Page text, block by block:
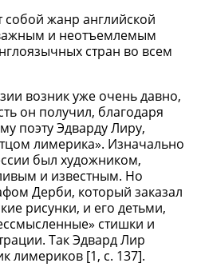
собой жанр английской
и неотъемлемым
стран во всем
возник уже очень давно,
он получил, благодаря
поэту Эдварду Лиру,
лимерика». Изначально
был художником,
и известным. Но
Дерби, который заказал
рисунки, и его детьми,
стишки и
Так Эдвард Лир
лимериков [1, c. 137].